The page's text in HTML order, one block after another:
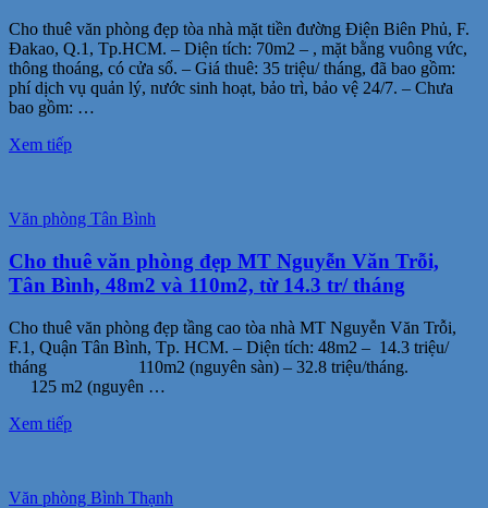
Cho thuê văn phòng đẹp tòa nhà mặt tiền đường Điện Biên Phủ, F.
Đakao, Q.1, Tp.HCM. – Diện tích: 70m2 – , mặt bằng vuông vức,
thông thoáng, có cửa sổ. – Giá thuê: 35 triệu/ tháng, đã bao gồm:
phí dịch vụ quản lý, nước sinh hoạt, bảo trì, bảo vệ 24/7. – Chưa
bao gồm: …
Xem tiếp
Văn phòng Tân Bình
Cho thuê văn phòng đẹp MT Nguyễn Văn Trỗi,
Tân Bình, 48m2 và 110m2, từ 14.3 tr/ tháng
Cho thuê văn phòng đẹp tầng cao tòa nhà MT Nguyễn Văn Trỗi,
F.1, Quận Tân Bình, Tp. HCM. – Diện tích: 48m2 – 14.3 triệu/
tháng 110m2 (nguyên sàn) – 32.8 triệu/tháng.
125 m2 (nguyên …
Xem tiếp
Văn phòng Bình Thạnh